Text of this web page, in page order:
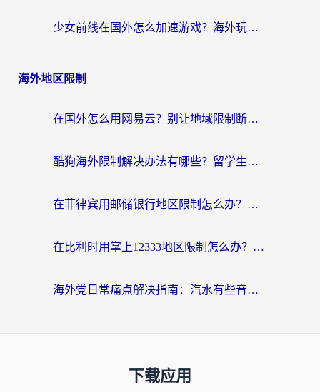
少女前线在国外怎么加速游戏？海外玩家必看的国服游戏畅玩指南
海外地区限制
在国外怎么用网易云？别让地域限制断了你的中文歌单——附听书社交定位解决方案
酷狗海外限制解决办法有哪些？留学生亲测有效的回国加速指南
在菲律宾用邮储银行地区限制怎么办？海外华人必看的回国加速解决方案
在比利时用掌上12333地区限制怎么办？海外华人亲测有效的回国加速方案
海外党日常痛点解决指南：汽水有些音乐在国外无法播放怎么办？
下载应用